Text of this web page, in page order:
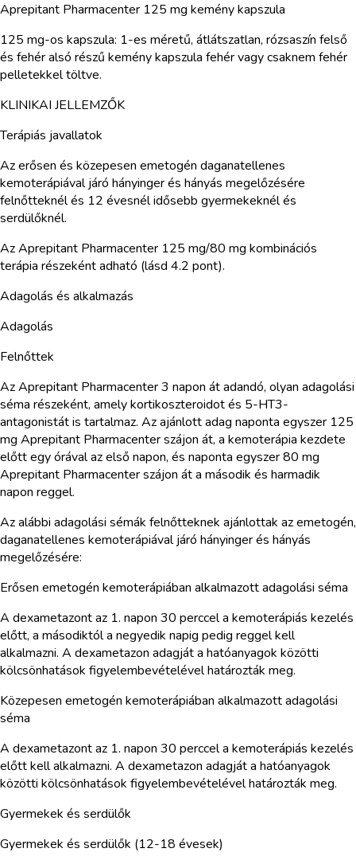
Aprepitant Pharmacenter 125 mg kemény kapszula
125 mg-os kapszula: 1-es méretű, átlátszatlan, rózsaszín felső
és fehér alsó részű kemény kapszula fehér vagy csaknem fehér
pelletekkel töltve.
KLINIKAI JELLEMZŐK
Terápiás javallatok
Az erősen és közepesen emetogén daganatellenes
kemoterápiával járó hányinger és hányás megelőzésére
felnőtteknél és 12 évesnél idősebb gyermekeknél és
serdülőknél.
Az Aprepitant Pharmacenter 125 mg/80 mg kombinációs
terápia részeként adható (lásd 4.2 pont).
Adagolás és alkalmazás
Adagolás
Felnőttek
Az Aprepitant Pharmacenter 3 napon át adandó, olyan adagolási
séma részeként, amely kortikoszteroidot és 5-HT3-
antagonistát is tartalmaz. Az ajánlott adag naponta egyszer 125
mg Aprepitant Pharmacenter szájon át, a kemoterápia kezdete
előtt egy órával az első napon, és naponta egyszer 80 mg
Aprepitant Pharmacenter szájon át a második és harmadik
napon reggel.
Az alábbi adagolási sémák felnőtteknek ajánlottak az emetogén,
daganatellenes kemoterápiával járó hányinger és hányás
megelőzésére:
Erősen emetogén kemoterápiában alkalmazott adagolási séma
A dexametazont az 1. napon 30 perccel a kemoterápiás kezelés
előtt, a másodiktól a negyedik napig pedig reggel kell
alkalmazni. A dexametazon adagját a hatóanyagok közötti
kölcsönhatások figyelembevételével határozták meg.
Közepesen emetogén kemoterápiában alkalmazott adagolási
séma
A dexametazont az 1. napon 30 perccel a kemoterápiás kezelés
előtt kell alkalmazni. A dexametazon adagját a hatóanyagok
közötti kölcsönhatások figyelembevételével határozták meg.
Gyermekek és serdülők
Gyermekek és serdülők (12-18 évesek)